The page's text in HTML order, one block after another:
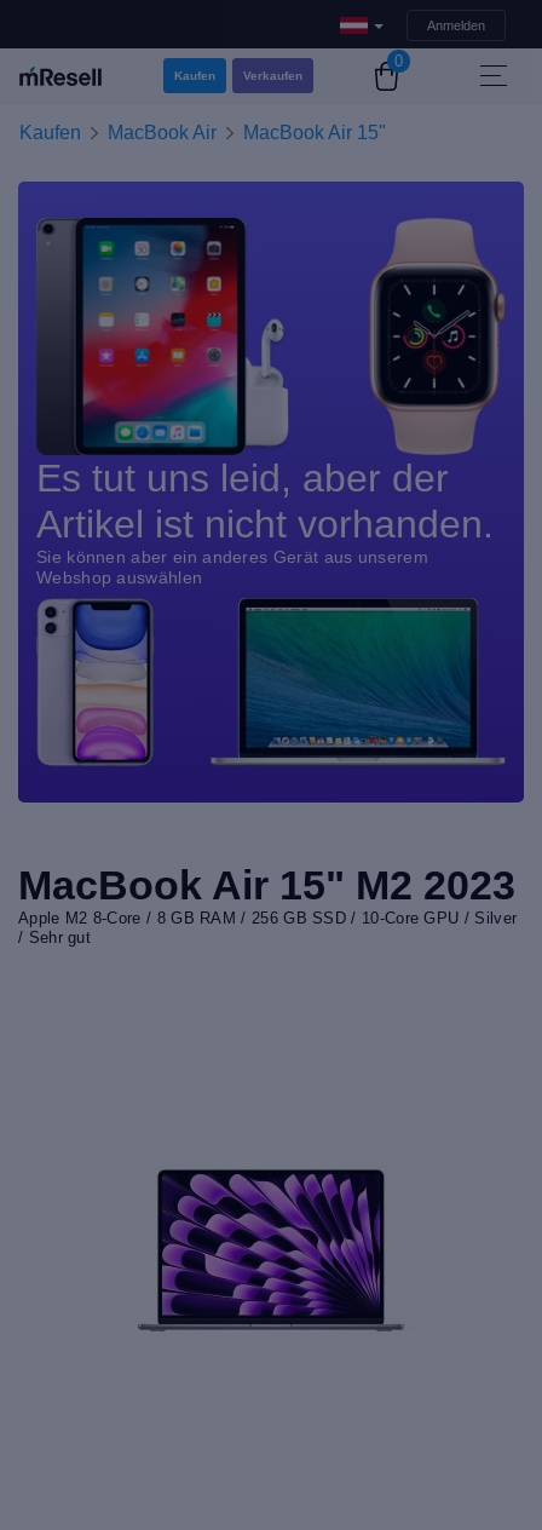
Anmelden
Kaufen Verkaufen
0
Kaufen MacBook Air MacBook Air 15"
Es tut uns leid, aber der
Artikel ist nicht vorhanden.
Sie können aber ein anderes Gerät aus unserem
Webshop auswählen
MacBook Air 15" M2 2023
Apple M2 8-Core / 8 GB RAM / 256 GB SSD / 10-Core GPU / Silver
/ Sehr gut